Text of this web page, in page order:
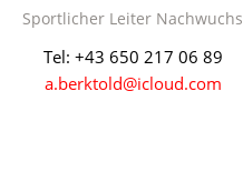
Sportlicher Leiter Nachwuchs
Tel: +43 650 217 06 89
a.berktold@icloud.com